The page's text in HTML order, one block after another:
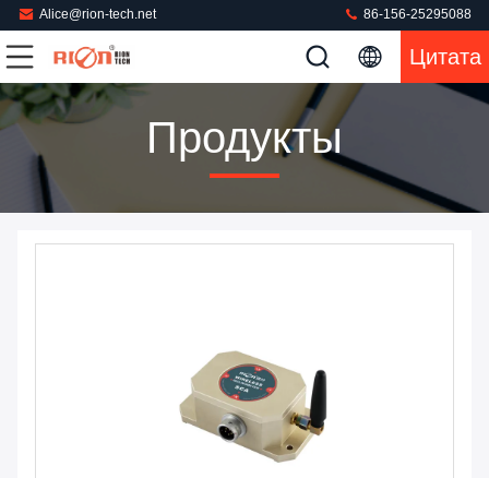
Alice@rion-tech.net 86-156-25295088
Цитата
Продукты